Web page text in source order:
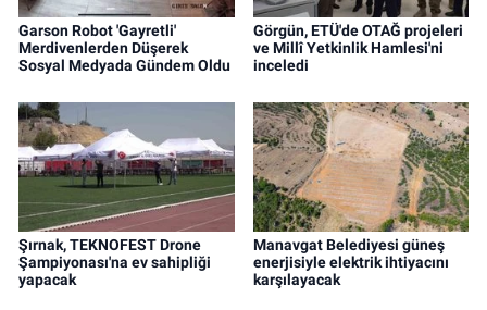
Garson Robot 'Gayretli'
Merdivenlerden Düşerek
Sosyal Medyada Gündem Oldu
Görgün, ETÜ'de OTAĞ projeleri
ve Millî Yetkinlik Hamlesi'ni
inceledi
Şırnak, TEKNOFEST Drone
Şampiyonası'na ev sahipliği
yapacak
Manavgat Belediyesi güneş
enerjisiyle elektrik ihtiyacını
karşılayacak